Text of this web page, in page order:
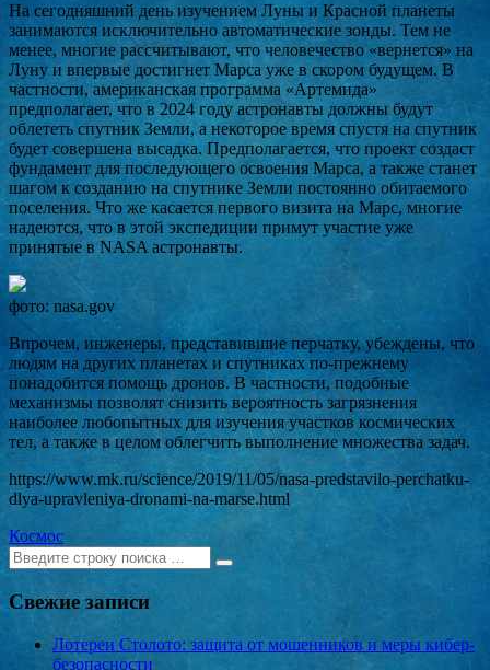
На сегодняшний день изучением Луны и Красной планеты
занимаются исключительно автоматические зонды. Тем не
менее, многие рассчитывают, что человечество «вернется» на
Луну и впервые достигнет Марса уже в скором будущем. В
частности, американская программа «Артемида»
предполагает, что в 2024 году астронавты должны будут
облететь спутник Земли, а некоторое время спустя на спутник
будет совершена высадка. Предполагается, что проект создаст
фундамент для последующего освоения Марса, а также станет
шагом к созданию на спутнике Земли постоянно обитаемого
поселения. Что же касается первого визита на Марс, многие
надеются, что в этой экспедиции примут участие уже
принятые в NASA астронавты.
фото: nasa.gov
Впрочем, инженеры, представившие перчатку, убеждены, что
людям на других планетах и спутниках по-прежнему
понадобится помощь дронов. В частности, подобные
механизмы позволят снизить вероятность загрязнения
наиболее любопытных для изучения участков космических
тел, а также в целом облегчить выполнение множества задач.
https://www.mk.ru/science/2019/11/05/nasa-predstavilo-perchatku-
dlya-upravleniya-dronami-na-marse.html
Космос
Ищем:
[текст]
Свежие записи
Лотереи Столото: защита от мошенников и меры кибер-
безопасности